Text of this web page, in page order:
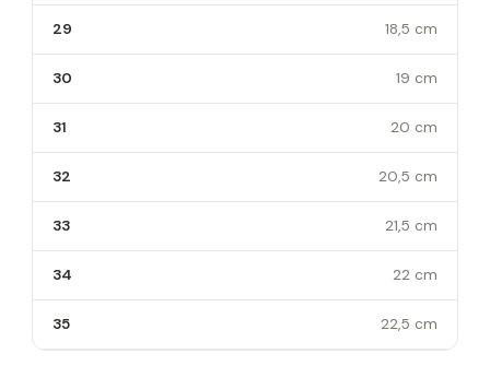
29 18,5 cm
30 19 cm
31 20 cm
32 20,5 cm
33 21,5 cm
34 22 cm
35 22,5 cm